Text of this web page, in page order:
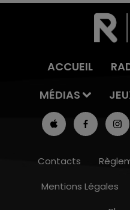
ACCUEIL
MÉDIAS
Contacts
Mentions Légales